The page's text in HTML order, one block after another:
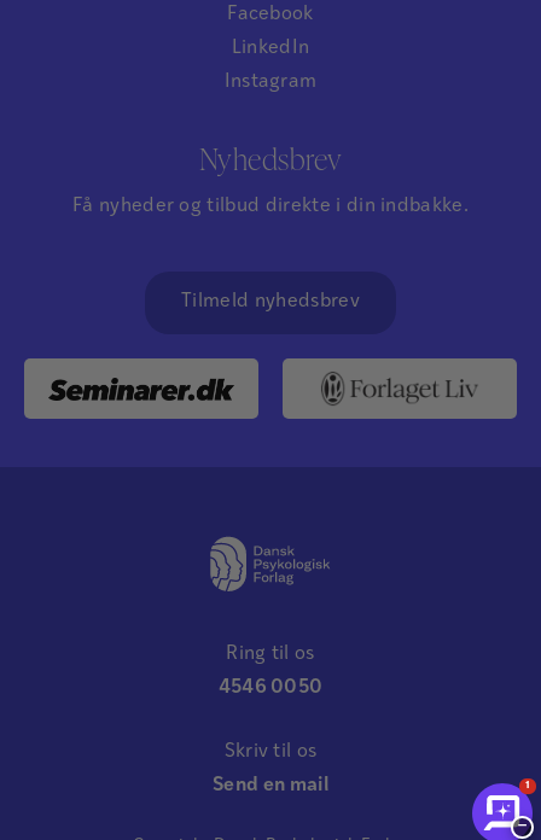
Facebook
LinkedIn
Instagram
Nyhedsbrev
Få nyheder og tilbud direkte i din indbakke.
Tilmeld nyhedsbrev
Ring til os
4546 0050
Skriv til os
Send en mail
1
−